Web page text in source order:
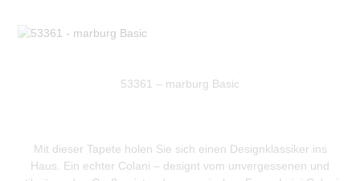
53361 – marburg Basic
Mit dieser Tapete holen Sie sich einen Designklassiker ins
Haus. Ein echter Colani – designt vom unvergessenen und